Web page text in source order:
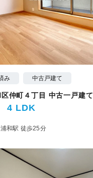
み 中古戸建て
仲町４丁目 中古一戸建て
4 LDK
浦和駅 徒歩25分